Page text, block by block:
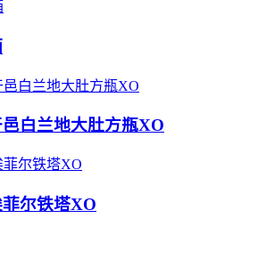
白兰地大肚方瓶XO
尔铁塔XO